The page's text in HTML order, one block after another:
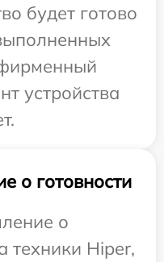
будет готово
устройства
о готовности
о
техники Hiper,